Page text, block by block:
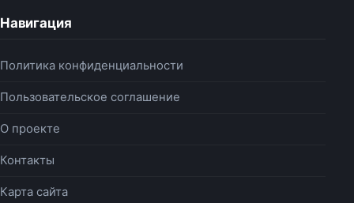
Навигация
Политика конфиденциальности
Пользовательское соглашение
О проекте
Контакты
Карта сайта